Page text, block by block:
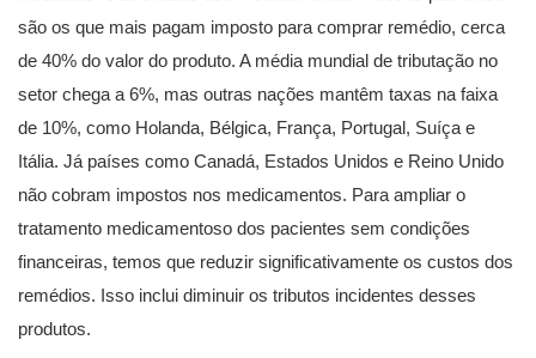
são os que mais pagam imposto para comprar remédio, cerca
de 40% do valor do produto. A média mundial de tributação no
setor chega a 6%, mas outras nações mantêm taxas na faixa
de 10%, como Holanda, Bélgica, França, Portugal, Suíça e
Itália. Já países como Canadá, Estados Unidos e Reino Unido
não cobram impostos nos medicamentos. Para ampliar o
tratamento medicamentoso dos pacientes sem condições
financeiras, temos que reduzir significativamente os custos dos
remédios. Isso inclui diminuir os tributos incidentes desses
produtos.